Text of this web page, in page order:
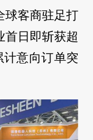
球客商驻足打
首日即斩获超
计意向订单突